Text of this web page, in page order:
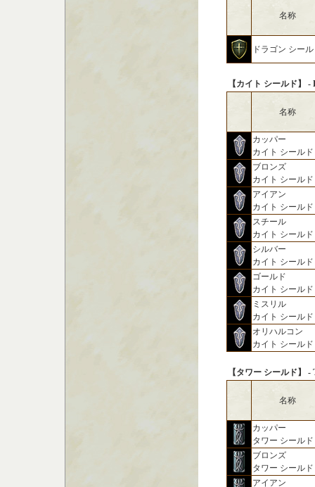
名称
ドラゴン シー
【カイト シールド】 -
名称
カッパー
カイト シールド
ブロンズ
カイト シールド
アイアン
カイト シールド
スチール
カイト シールド
シルバー
カイト シールド
ゴールド
カイト シールド
ミスリル
カイト シールド
オリハルコン
カイト シールド
【タワー シールド】 -
名称
カッパー
タワー シールド
ブロンズ
タワー シールド
アイアン